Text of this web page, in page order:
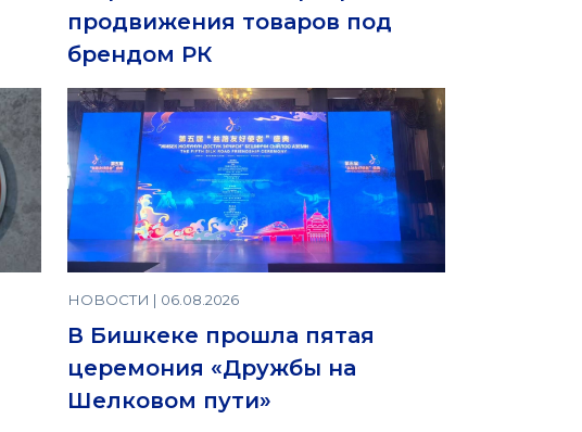
продвижения товаров под
брендом РК
НОВОСТИ | 06.08.2026
В Бишкеке прошла пятая
церемония «Дружбы на
Шелковом пути»